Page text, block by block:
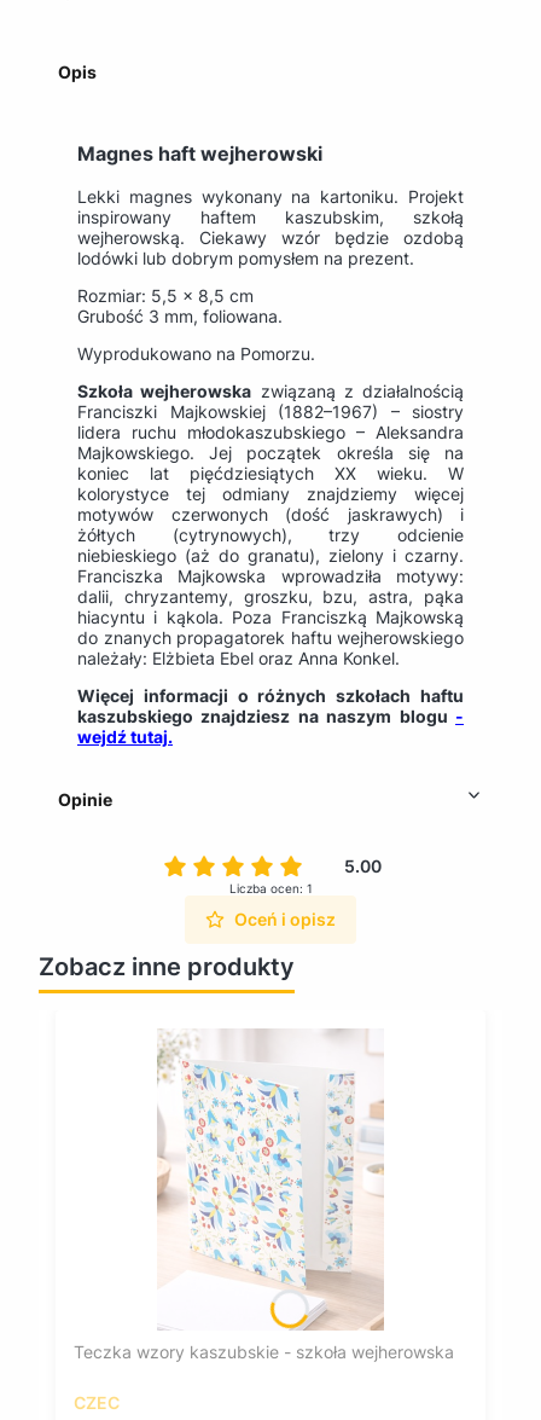
Opis
Magnes haft wejherowski
Lekki magnes wykonany na kartoniku. Projekt
inspirowany haftem kaszubskim, szkołą
wejherowską. Ciekawy wzór będzie ozdobą
lodówki lub dobrym pomysłem na prezent.
Rozmiar: 5,5 x 8,5 cm
Grubość 3 mm, foliowana.
Wyprodukowano na Pomorzu.
Szkoła wejherowska związaną z działalnością
Franciszki Majkowskiej (1882–1967) – siostry
lidera ruchu młodokaszubskiego – Aleksandra
Majkowskiego. Jej początek określa się na
koniec lat pięćdziesiątych XX wieku. W
kolorystyce tej odmiany znajdziemy więcej
motywów czerwonych (dość jaskrawych) i
żółtych (cytrynowych), trzy odcienie
niebieskiego (aż do granatu), zielony i czarny.
Franciszka Majkowska wprowadziła motywy:
dalii, chryzantemy, groszku, bzu, astra, pąka
hiacyntu i kąkola. Poza Franciszką Majkowską
do znanych propagatorek haftu wejherowskiego
należały: Elżbieta Ebel oraz Anna Konkel.
Więcej informacji o różnych szkołach haftu
kaszubskiego znajdziesz na naszym blogu -
wejdź tutaj.
Opinie
5.00
Liczba ocen: 1
Oceń i opisz
Zobacz inne produkty
Teczka wzory kaszubskie - szkoła wejherowska
CZEC